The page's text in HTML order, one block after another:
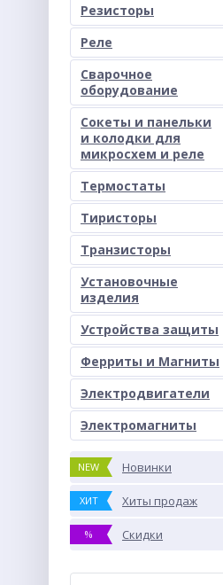
Резисторы
Реле
Сварочное
оборудование
Сокеты и панельки
и колодки для
микросхем и реле
Термостаты
Тиристоры
Транзисторы
Установочные
изделия
Устройства защиты
Ферриты и Магниты
Электродвигатели
Электромагниты
NEW Новинки
ХИТ Хиты продаж
% Скидки